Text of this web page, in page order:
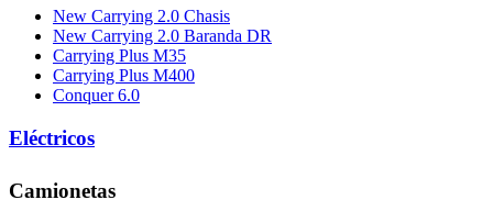
New Carrying 2.0 Chasis
New Carrying 2.0 Baranda DR
Carrying Plus M35
Carrying Plus M400
Conquer 6.0
Eléctricos
Camionetas